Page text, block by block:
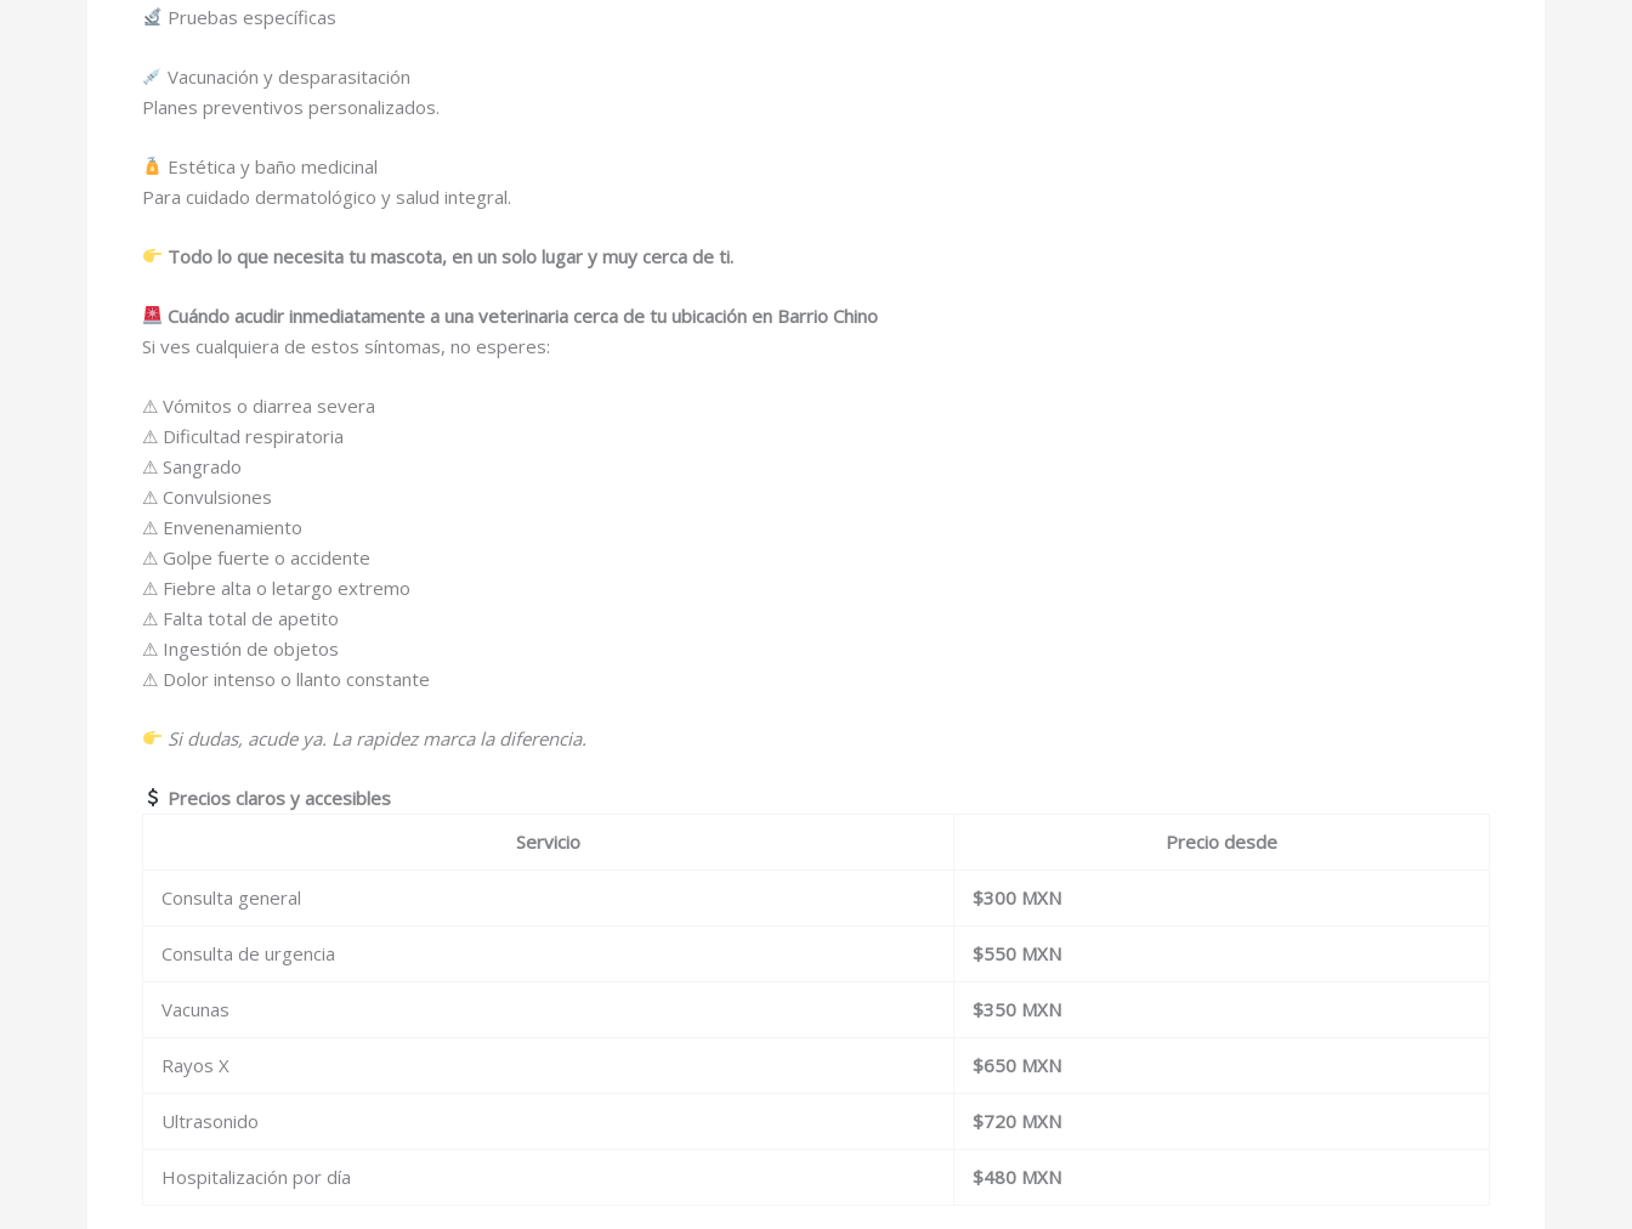
Pruebas específicas
Vacunación y desparasitación
Planes preventivos personalizados.
Estética y baño medicinal
Para cuidado dermatológico y salud integral.
Todo lo que necesita tu mascota, en un solo lugar y muy cerca de ti.
Cuándo acudir inmediatamente a una veterinaria cerca de tu ubicación en Barrio Chino
Si ves cualquiera de estos síntomas, no esperes:
⚠ Vómitos o diarrea severa
⚠ Dificultad respiratoria
⚠ Sangrado
⚠ Convulsiones
⚠ Envenenamiento
⚠ Golpe fuerte o accidente
⚠ Fiebre alta o letargo extremo
⚠ Falta total de apetito
⚠ Ingestión de objetos
⚠ Dolor intenso o llanto constante
Si dudas, acude ya. La rapidez marca la diferencia.
Precios claros y accesibles
Servicio
Precio desde
Consulta general $300 MXN
Consulta de urgencia $550 MXN
Vacunas $350 MXN
Rayos X $650 MXN
Ultrasonido $720 MXN
Hospitalización por día $480 MXN